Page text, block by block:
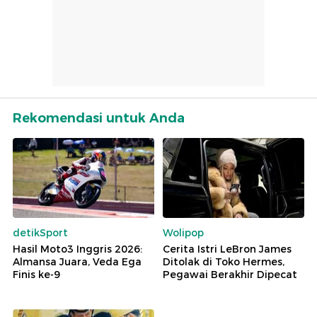
Rekomendasi untuk Anda
detikSport
Hasil Moto3 Inggris 2026:
Almansa Juara, Veda Ega
Finis ke-9
Wolipop
Cerita Istri LeBron James
Ditolak di Toko Hermes,
Pegawai Berakhir Dipecat